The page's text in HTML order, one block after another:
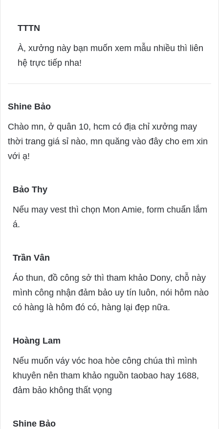
TTTN
a
y
À, xưởng này bạn muốn xem mẫu nhiều thì liên
hệ trực tiếp nha!
Shine Bảo
a
y
Chào mn, ở quân 10, hcm có địa chỉ xưởng may
thời trang giá sỉ nào, mn quăng vào đây cho em xin
với ạ!
Bảo Thy
Nếu may vest thì chọn Mon Amie, form chuẩn lắm
á.
Trần Vân
a
y
s
Áo thun, đồ công sở thì tham khảo Dony, chỗ này
mình công nhận đảm bảo uy tín luôn, nói hôm nào
có hàng là hôm đó có, hàng lại đẹp nữa.
Hoàng Lam
a
y
s
Nếu muốn váy vóc hoa hòe công chúa thì mình
khuyên nên tham khảo nguồn taobao hay 1688,
đảm bảo không thất vọng
Shine Bảo